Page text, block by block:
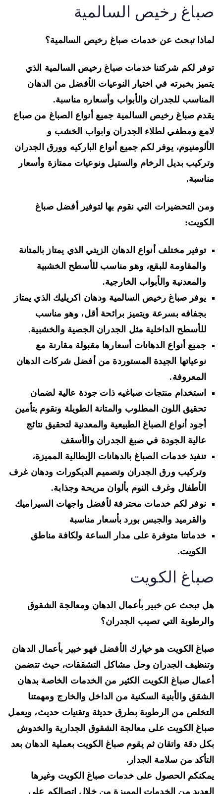
رخيص السالمية
تبحث عن خدمات صباغ رخيص السالمية؟
لكم شركتنا خدمات صباغ رخيص السالمية الذي
بخبرته في اختيار النوعيات الأفضل من الدهان
للجدران والأبواب وأسعاره مناسبة.
صباغ رخيص السالمية جميع أنواع الصباغ من صباع
ومطفي لطلاء الجدران وابواب الخشب و
يوفر لكم جميع أنواع الباركيه وورق الجدران
بديل الرخام والستيل ونوعيات ممتازة وأسعار
التحضيرات التي نقوم بها لتوفير أفضل صباغ
توفير مختلف أنواع الدهان الزيتي الذي يمتاز بالمتانة
والمقاومة للبقع، وهو مناسب للأسطح الخشبية
والمعدنية والأبواب الخارجية.
يوفر صباغ رخيص السالمية ودهان اكريليك الذي يمتاز
بجفافه بسرعة ويتميز برائحة أقل، وهو مناسب
للأسطح الداخلية مثل الجدران الجصية والخشبية.
جميع أنواع الدهانات أسعارها مقبولة مقارنة مع
نوعياتها الجيدة المستوردة من أفضل شركات الدهان
المعروفة.
استخدام منتجات صباغيه ذات جودة عالية لضمان
تحقيق اللون المطلوب والمتانة الطويلة ونقوم بتأمين
أجود أنواع الصباغ الطبيعية والمعدنية لتحقيق نتائج
عالية الجودة في صبغ الجدران والأسقف
تنفيذ خدمات الصباغ بالدهانات الإيطالية المميزة،
وتركيب ورق الجدران وتصميم الديكورات ودهان غرف
الأطفال وغرف النوم بألوان مريحة وجذابة.
نوفر لكم خدمات محترفة لأفضل واجهات السيراميك
والقرميد والجبس بورد بأسعار مناسبة
خدماتنا متوفرة على مدار الساعة ولكافة مناطق
الكويت.
الكويت
تبحث عن خبير بأعمال الدهان ومعالجة الشقوق
التي تصيب الجدران؟
الكويت هو خيارك الأفضل فهو خبير بأعمال الدهان
الجدران وحل مشاكل التشققات، حيث تتضمن
صباغ الكويت الكثير من الخدمات الخاصة بدهان
والأبنية السكنية من الداخل والخارج ومهمتنا
من الرطوبة بطرق حديثة وتقنيات حديث، ويعمل
الكويت على معالجة الشقوق الجدارية والخدوش
دقة واتقان ثم يقوم صباغ الكويت بعملية الدهان بعد
من سلامة الجدار.
الحصول على خدمات صباغ الكويت وغيرها
من الخدمات المميزة من خلال اتصالكم على